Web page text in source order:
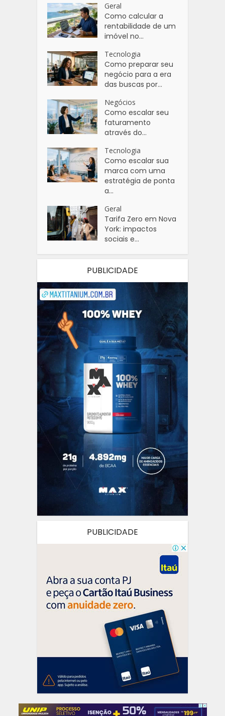
Geral
Como calcular a
rentabilidade de um
imóvel no...
Tecnologia
Como preparar seu
negócio para a era
das buscas por...
Negócios
Como escalar seu
faturamento
através do...
Tecnologia
Como escalar sua
marca com uma
estratégia de ponta
a...
Geral
Tarifa Zero em Nova
York: impactos
sociais e...
PUBLICIDADE
PUBLICIDADE